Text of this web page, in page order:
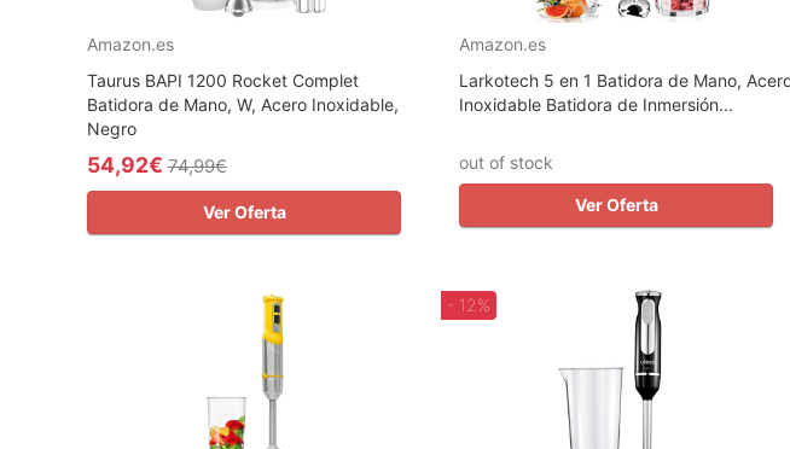
Amazon.es
Taurus BAPI 1200 Rocket Complet
Batidora de Mano, W, Acero Inoxidable,
Negro
54,92€ 74,99€
Ver Oferta
Amazon.es
Larkotech 5 en 1 Batidora de Mano,
Inoxidable Batidora de Inmersión...
out of stock
Ver Oferta
- 12%